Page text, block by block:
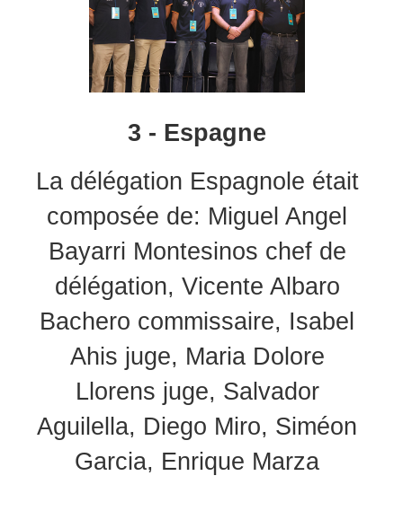
3 - Espagne
La délégation Espagnole était
composée de: Miguel Angel
Bayarri Montesinos chef de
délégation, Vicente Albaro
Bachero commissaire, Isabel
Ahis juge, Maria Dolore
Llorens juge, Salvador
Aguilella, Diego Miro, Siméon
Garcia, Enrique Marza